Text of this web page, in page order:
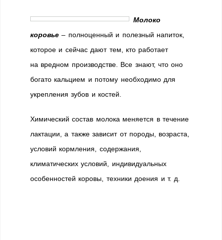
Молоко
коровье – полноценный и полезный напиток,
которое и сейчас дают тем, кто работает
на вредном производстве. Все знают, что оно
богато кальцием и потому необходимо для
укрепления зубов и костей.
Химический состав молока меняется в течение
лактации, а также зависит от породы, возраста,
условий кормления, содержания,
климатических условий, индивидуальных
особенностей коровы, техники доения и т. д.